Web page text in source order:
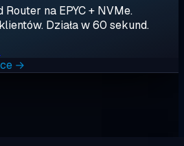
na EPYC + NVMe.
Działa w 60 sekund.
→